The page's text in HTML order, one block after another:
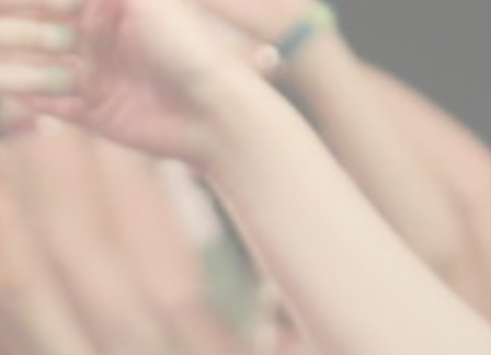
Bibliothèque musicale
Infos pratiques